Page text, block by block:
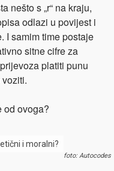
nešto s „r“ na kraju,
odlazi u povijest i
I samim time postaje
sitne cifre za
platiti punu
od ovoga?
i moralni?
foto: Autocodes